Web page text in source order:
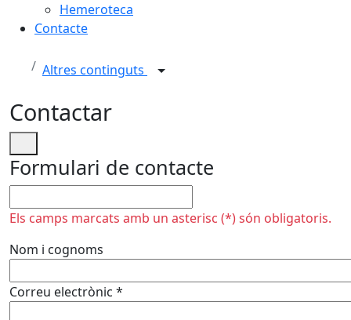
Hemeroteca
Contacte
Altres continguts
Contactar
Formulari de contacte
Els camps marcats amb un asterisc (*) són obligatoris.
Nom i cognoms
Correu electrònic *